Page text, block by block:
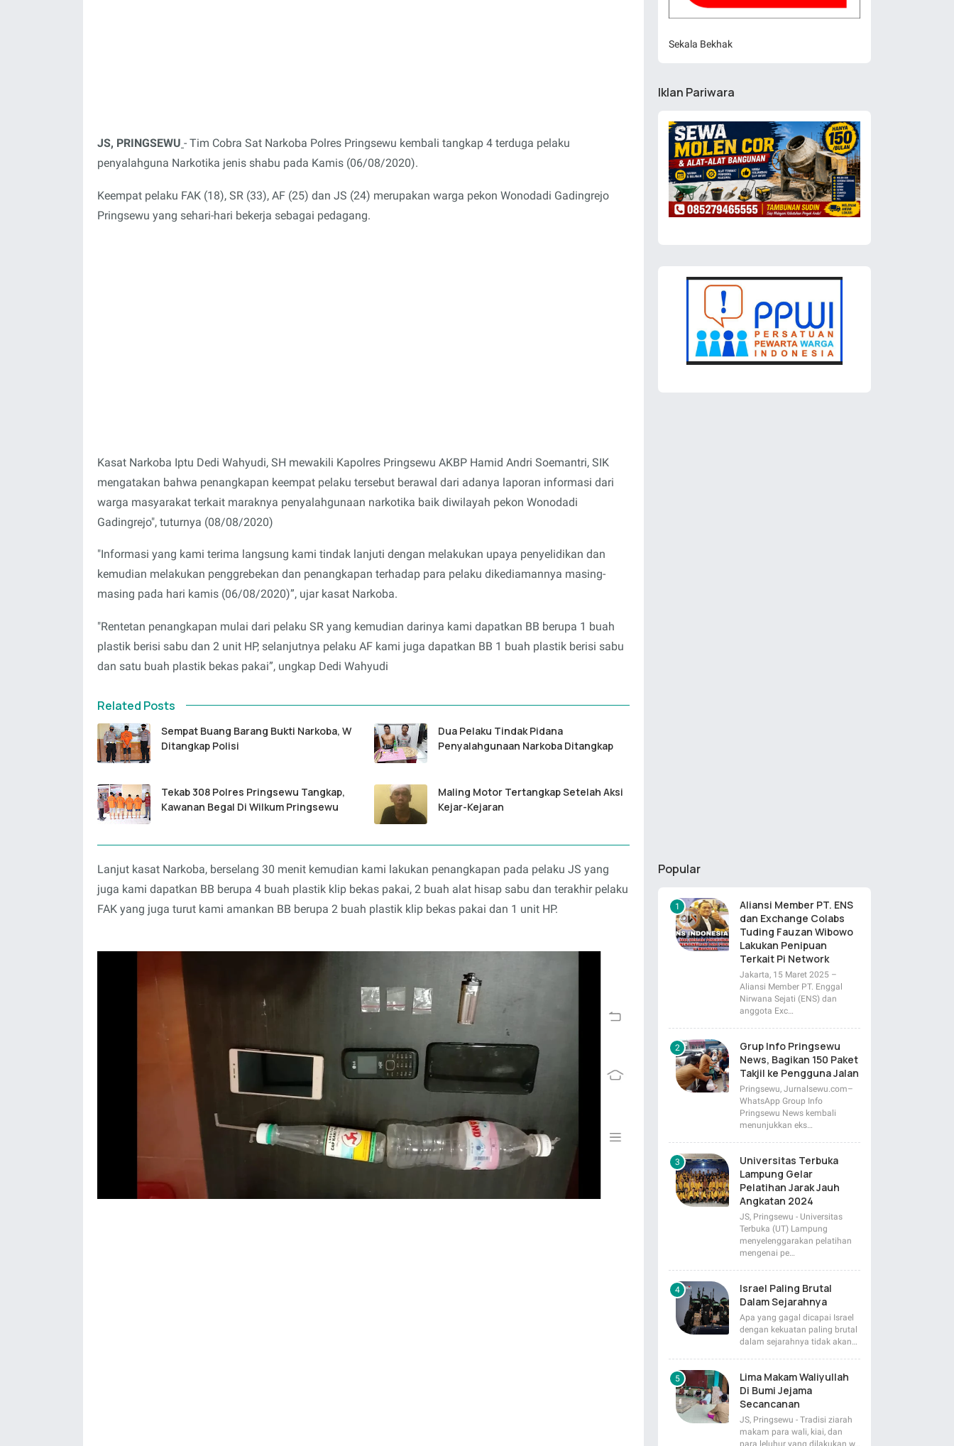
JS, PRINGSEWU - Tim Cobra Sat Narkoba Polres Pringsewu kembali tangkap 4 terduga pelaku
penyalahguna Narkotika jenis shabu pada Kamis (06/08/2020).
Keempat pelaku FAK (18), SR (33), AF (25) dan JS (24) merupakan warga pekon Wonodadi Gadingrejo
Pringsewu yang sehari-hari bekerja sebagai pedagang.
Kasat Narkoba Iptu Dedi Wahyudi, SH mewakili Kapolres Pringsewu AKBP Hamid Andri Soemantri, SIK
mengatakan bahwa penangkapan keempat pelaku tersebut berawal dari adanya laporan informasi dari
warga masyarakat terkait maraknya penyalahgunaan narkotika baik diwilayah pekon Wonodadi
Gadingrejo", tuturnya (08/08/2020)
"Informasi yang kami terima langsung kami tindak lanjuti dengan melakukan upaya penyelidikan dan
kemudian melakukan penggrebekan dan penangkapan terhadap para pelaku dikediamannya masing-
masing pada hari kamis (06/08/2020)”, ujar kasat Narkoba.
"Rentetan penangkapan mulai dari pelaku SR yang kemudian darinya kami dapatkan BB berupa 1 buah
plastik berisi sabu dan 2 unit HP, selanjutnya pelaku AF kami juga dapatkan BB 1 buah plastik berisi sabu
dan satu buah plastik bekas pakai”, ungkap Dedi Wahyudi
Related Posts
Sempat Buang Barang Bukti Narkoba, W
Ditangkap Polisi
Dua Pelaku Tindak Pidana
Penyalahgunaan Narkoba Ditangkap
Tekab 308 Polres Pringsewu Tangkap,
Kawanan Begal Di Wilkum Pringsewu
Maling Motor Tertangkap Setelah Aksi
Kejar-Kejaran
Lanjut kasat Narkoba, berselang 30 menit kemudian kami lakukan penangkapan pada pelaku JS yang
juga kami dapatkan BB berupa 4 buah plastik klip bekas pakai, 2 buah alat hisap sabu dan terakhir pelaku
FAK yang juga turut kami amankan BB berupa 2 buah plastik klip bekas pakai dan 1 unit HP.
Sekala Bekhak
Iklan Pariwara
Popular
Aliansi Member PT. ENS
dan Exchange Colabs
Tuding Fauzan Wibowo
Lakukan Penipuan
Terkait Pi Network
Jakarta, 15 Maret 2025 –
Aliansi Member PT. Enggal
Nirwana Sejati (ENS) dan
anggota Exc…
Grup Info Pringsewu
News, Bagikan 150 Paket
Takjil ke Pengguna Jalan
Pringsewu, Jurnalsewu.com–
WhatsApp Group Info
Pringsewu News kembali
menunjukkan eks…
Universitas Terbuka
Lampung Gelar
Pelatihan Jarak Jauh
Angkatan 2024
JS, Pringsewu - Universitas
Terbuka (UT) Lampung
menyelenggarakan pelatihan
mengenai pe…
Israel Paling Brutal
Dalam Sejarahnya
Apa yang gagal dicapai Israel
dengan kekuatan paling brutal
dalam sejarahnya tidak akan…
Lima Makam Waliyullah
Di Bumi Jejama
Secancanan
JS, Pringsewu - Tradisi ziarah
makam para wali, kiai, dan
para leluhur yang dilakukan w…